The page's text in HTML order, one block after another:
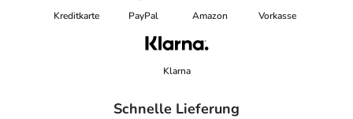
Kreditkarte PayPal Amazon Vorkasse
Klarna
Schnelle Lieferung